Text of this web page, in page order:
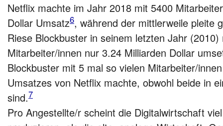
Netflix machte im Jahr 2018 mit 5400
Dollar Umsatz6, während der mittlerweile pleite
Riese Blockbuster in seinem letzten Jahr
Mitarbeiter/innen nur 3.24 Milliarden Dollar
Blockbuster mit 5 mal so vielen Mitarbeiter/
Umsatzes von Netflix machte, obwohl beide in
sind.7
Pro Angestellte/r scheint die Digitalwirtschaft